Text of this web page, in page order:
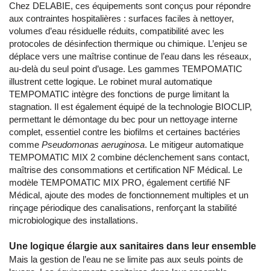
Chez DELABIE, ces équipements sont conçus pour répondre
aux contraintes hospitalières : surfaces faciles à nettoyer,
volumes d’eau résiduelle réduits, compatibilité avec les
protocoles de désinfection thermique ou chimique. L’enjeu se
déplace vers une maîtrise continue de l’eau dans les réseaux,
au-delà du seul point d’usage. Les gammes TEMPOMATIC
illustrent cette logique. Le robinet mural automatique
TEMPOMATIC intègre des fonctions de purge limitant la
stagnation. Il est également équipé de la technologie BIOCLIP,
permettant le démontage du bec pour un nettoyage interne
complet, essentiel contre les biofilms et certaines bactéries
comme Pseudomonas aeruginosa. Le mitigeur automatique
TEMPOMATIC MIX 2 combine déclenchement sans contact,
maîtrise des consommations et certification NF Médical. Le
modèle TEMPOMATIC MIX PRO, également certifié NF
Médical, ajoute des modes de fonctionnement multiples et un
rinçage périodique des canalisations, renforçant la stabilité
microbiologique des installations.
Une logique élargie aux sanitaires dans leur ensemble
Mais la gestion de l’eau ne se limite pas aux seuls points de